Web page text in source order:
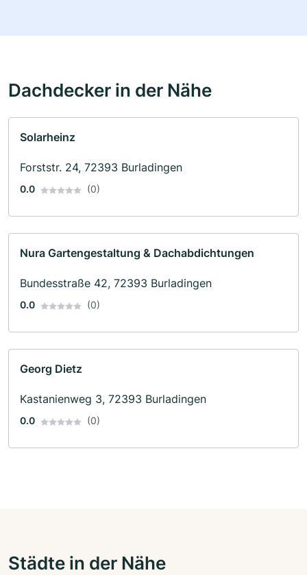
Dachdecker in der Nähe
Solarheinz
Forststr. 24, 72393 Burladingen
0.0 (0)
Nura Gartengestaltung & Dachabdichtungen
Bundesstraße 42, 72393 Burladingen
0.0 (0)
Georg Dietz
Kastanienweg 3, 72393 Burladingen
0.0 (0)
Städte in der Nähe